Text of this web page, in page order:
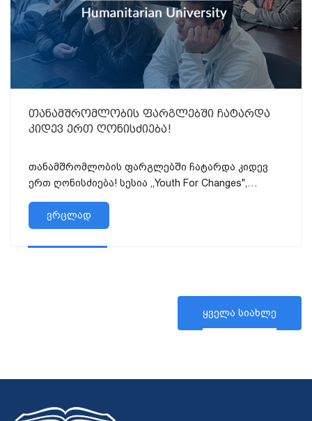
თანამშრომლობის ფარგლებში ჩატარდა
კიდევ ერთ ღონისძიება!
თანამშრომლობის ფარგლებში ჩატარდა კიდევ
ერთ ღონისძიება! სესია ,,Youth For Changes",
Სესიაზე სტუდენტებს საშუალება ჰქონდათ
გაცნობ...
ვრცლად
ყველა სიახლე